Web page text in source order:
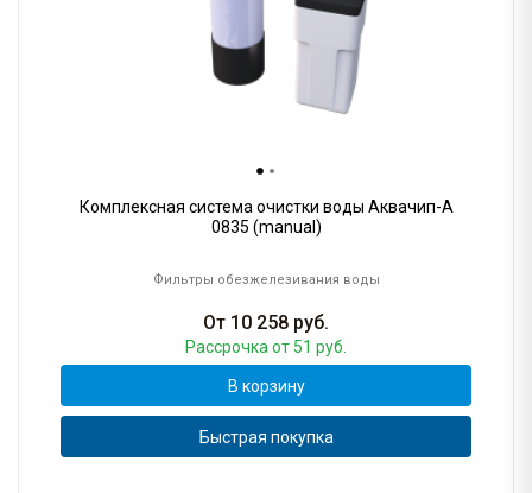
Комплексная система очистки воды Аквачип-A
0835 (manual)
Фильтры обезжелезивания воды
От 10 258 руб.
Рассрочка от 51 руб.
В корзину
Быстрая покупка